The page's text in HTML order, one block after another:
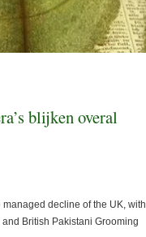
blijken overal
decline of the UK, with
British Pakistani Grooming